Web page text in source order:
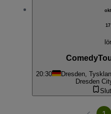
okt
17
lör
20:30 Dresden,
Dresden